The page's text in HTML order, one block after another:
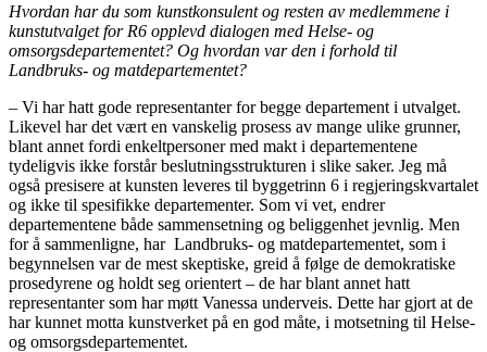
Hvordan har du som kunstkonsulent og resten av medlemmene i
kunstutvalget for R6 opplevd dialogen med Helse- og
omsorgsdepartementet? Og hvordan var den i forhold til
Landbruks- og matdepartementet?
– Vi har hatt gode representanter for begge departement i utvalget.
Likevel har det vært en vanskelig prosess av mange ulike grunner,
blant annet fordi enkeltpersoner med makt i departementene
tydeligvis ikke forstår beslutningsstrukturen i slike saker. Jeg må
også presisere at kunsten leveres til byggetrinn 6 i regjeringskvartalet
og ikke til spesifikke departementer. Som vi vet, endrer
departementene både sammensetning og beliggenhet jevnlig. Men
for å sammenligne, har Landbruks- og matdepartementet, som i
begynnelsen var de mest skeptiske, greid å følge de demokratiske
prosedyrene og holdt seg orientert – de har blant annet hatt
representanter som har møtt Vanessa underveis. Dette har gjort at de
har kunnet motta kunstverket på en god måte, i motsetning til Helse-
og omsorgsdepartementet.